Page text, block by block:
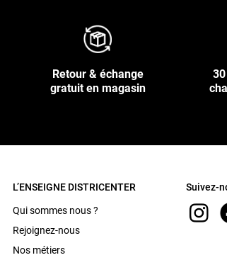
Retour & échange
gratuit en magasin
L’ENSEIGNE DISTRICENTER
Qui sommes nous ?
Rejoignez-nous
Nos métiers
Suivez-